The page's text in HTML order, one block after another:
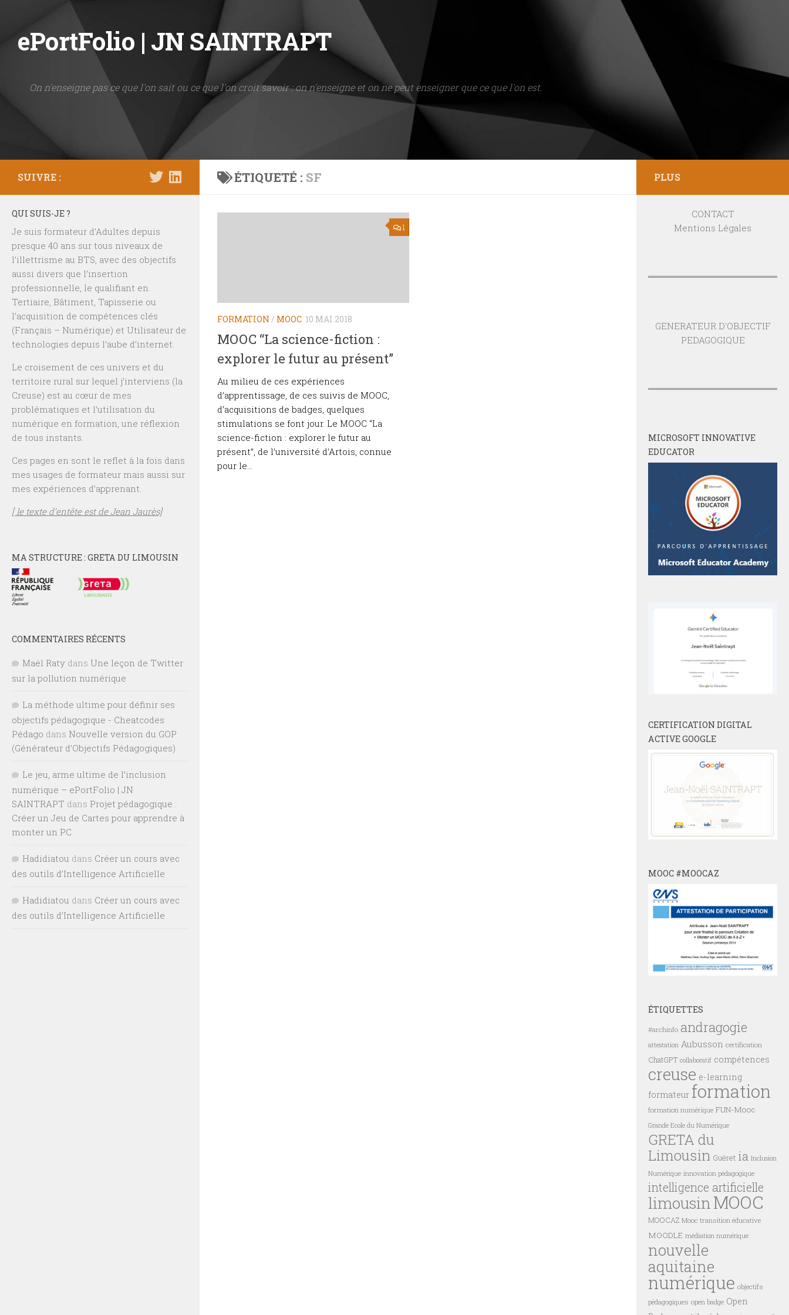
Skip to content
ePortFolio | JN SAINTRAPT
On n'enseigne pas ce que l'on sait ou ce que l'on croit savoir : on n'enseigne et on ne peut enseigner que ce que l'on est.
ÉTIQUETÉ : SF
1
FORMATION / MOOC 10 MAI 2018
MOOC “La science-fiction :
explorer le futur au présent”
Au milieu de ces expériences
d’apprentissage, de ces suivis de MOOC,
d’acquisitions de badges, quelques
stimulations se font jour. Le MOOC “La
science-fiction : explorer le futur au
présent”, de l’université d’Artois, connue
pour le...
SUIVRE :
QUI SUIS-JE ?
Je suis formateur d’Adultes depuis
presque 40 ans sur tous niveaux de
l’illettrisme au BTS, avec des objectifs
aussi divers que l’insertion
professionnelle, le qualifiant en
Tertiaire, Bâtiment, Tapisserie ou
l’acquisition de compétences clés
(Français – Numérique) et Utilisateur de
technologies depuis l’aube d’internet.
Le croisement de ces univers et du
territoire rural sur lequel j’interviens (la
Creuse) est au cœur de mes
problématiques et l’utilisation du
numérique en formation, une réflexion
de tous instants.
Ces pages en sont le reflet à la fois dans
mes usages de formateur mais aussi sur
mes expériences d’apprenant.
[ le texte d’entête est de Jean Jaurès]
MA STRUCTURE : GRETA DU LIMOUSIN
COMMENTAIRES RÉCENTS
Maël Raty dans Une leçon de Twitter
sur la pollution numérique
La méthode ultime pour définir ses
objectifs pédagogique - Cheatcodes
Pédago dans Nouvelle version du GOP
(Générateur d’Objectifs Pédagogiques)
Le jeu, arme ultime de l’inclusion
numérique – ePortFolio | JN
SAINTRAPT dans Projet pédagogique :
Créer un Jeu de Cartes pour apprendre à
monter un PC
Hadidiatou dans Créer un cours avec
des outils d’Intelligence Artificielle
Hadidiatou dans Créer un cours avec
des outils d’Intelligence Artificielle
PLUS
CONTACT
Mentions Légales
GENERATEUR D'OBJECTIF
PEDAGOGIQUE
MICROSOFT INNOVATIVE
EDUCATOR
CERTIFICATION DIGITAL
ACTIVE GOOGLE
MOOC #MOOCAZ
ÉTIQUETTES
#archinfo andragogie
attestation Aubusson certification
ChatGPT collaboratif compétences
creuse e-learning
formateur formation
formation numérique FUN-Mooc
Grande Ecole du Numérique
GRETA du
Limousin Guéret ia Inclusion
Numérique innovation pédagogique
intelligence artificielle
limousin MOOC
MOOCAZ Mooc transition éducative
MOODLE médiation numérique
nouvelle
aquitaine
numérique objectifs
pédagogiques open badge Open